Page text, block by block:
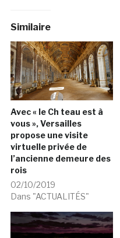
Similaire
Avec « le Ch teau est à
vous », Versailles
propose une visite
virtuelle privée de
l’ancienne demeure des
rois
02/10/2019
Dans "ACTUALITÉS"